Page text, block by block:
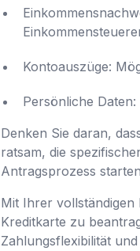
Kontoauszüge:
Persönliche
Denken Sie daran,
ratsam, die
Antragsprozess
Mit Ihrer vollständigen
Kreditkarte zu
Zahlungsflexibilität